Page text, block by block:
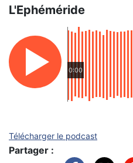
L'Ephéméride
0:00
Télécharger le podcast
Partager :